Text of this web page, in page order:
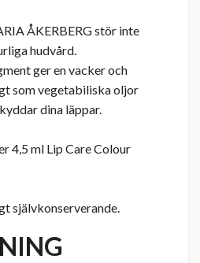
ÅKERBERG stör inte
hudvård.
ger en vacker och
som vegetabiliska oljor
dina läppar.
4,5 ml Lip Care Colour
självkonserverande.